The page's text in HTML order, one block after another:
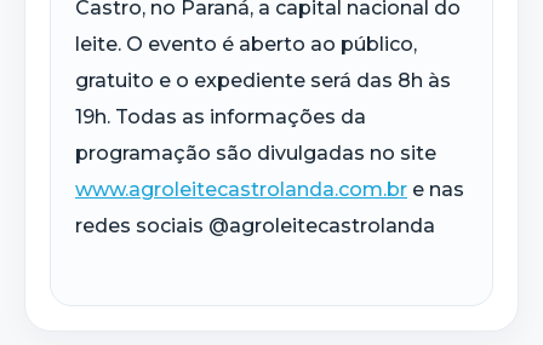
Castro, no Paraná, a capital nacional do
leite. O evento é aberto ao público,
gratuito e o expediente será das 8h às
19h. Todas as informações da
programação são divulgadas no site
www.agroleitecastrolanda.com.br e nas
redes sociais @agroleitecastrolanda